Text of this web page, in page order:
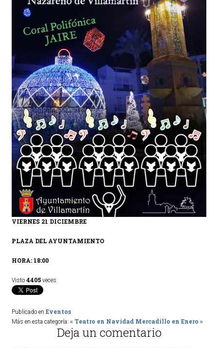
Fiestas
Gastronomía
Dónde dormir
Dónde comer
Artesanía
Entorno
Callejero
HORARIOS
PUBLICACIONES
VIERNES 21 DICIEMBRE
PLAZA DEL AYUNTAMIENTO
HORA: 18:00
Visto 4405 veces
Publicado en Eventos
Más en esta categoría: « Teatro en Navidad Mercadillo en Enero »
Deja un comentario